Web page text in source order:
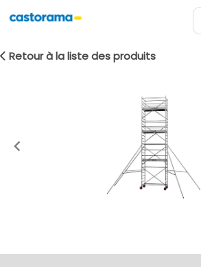
Retour à la liste des produits